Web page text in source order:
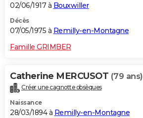
02/06/1917 à Bouxwiller
Décès
07/05/1975 à Remilly-en-Montagne
Famille GRIMBER
Catherine MERCUSOT (79 ans)
Créer une cagnotte obsèques
Naissance
28/03/1894 à Remilly-en-Montagne